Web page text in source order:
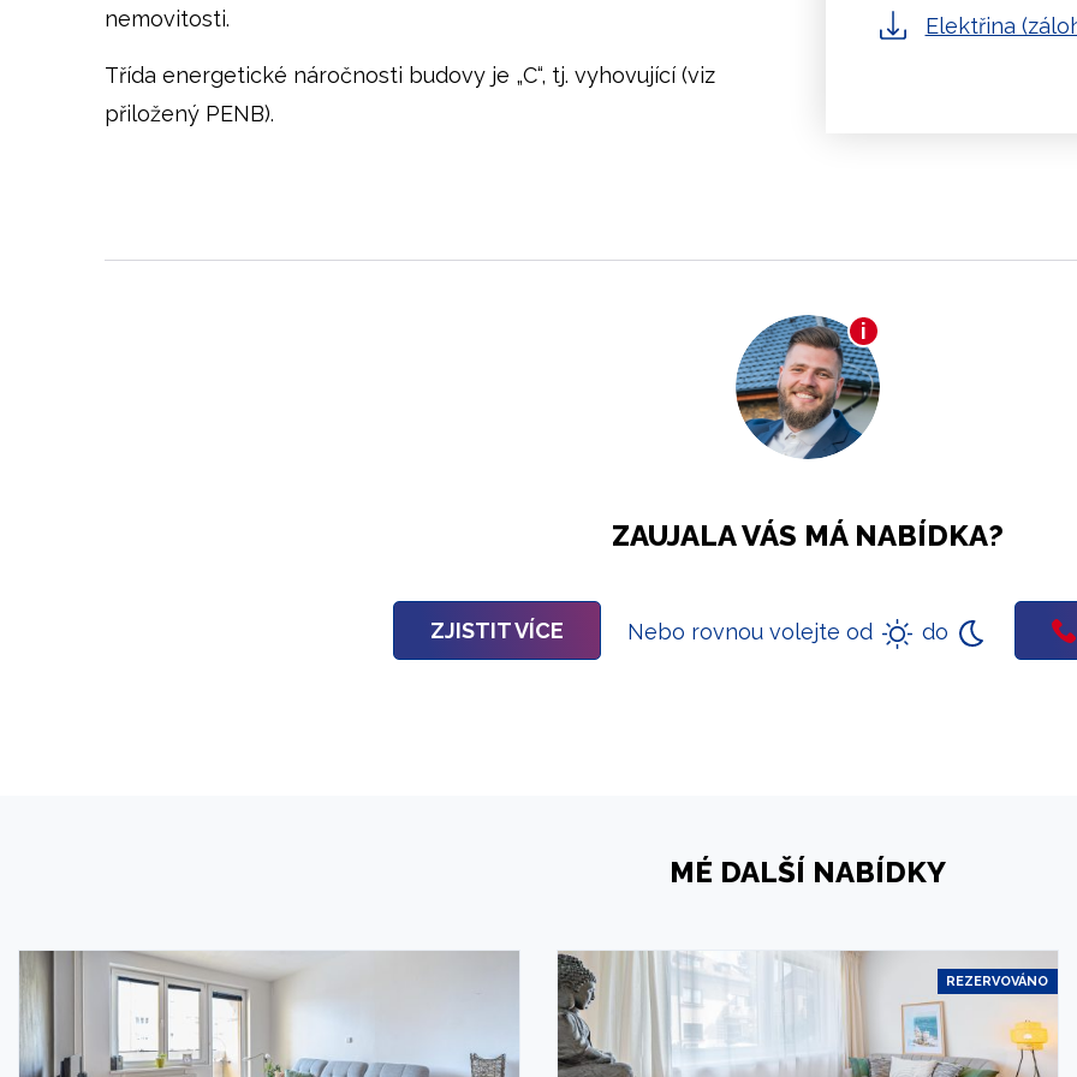
nemovitosti.
Třída energetické náročnosti budovy je „C“, tj. vyhovující (viz
přiložený PENB).
Elektřina
ZAUJALA VÁS MÁ NABÍDKA?
ZJISTIT VÍCE Nebo rovnou volejte od do
MÉ DALŠÍ NABÍDKY
REZERVOVÁNO